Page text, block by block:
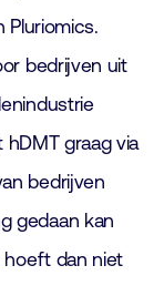
Pluriomics.
bedrijven uit
hDMT graag via
bedrijven
gedaan kan
dan niet